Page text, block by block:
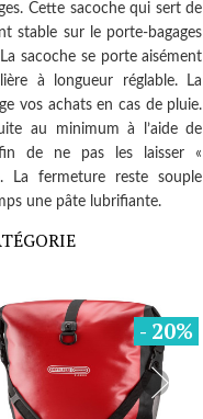
Cette sacoche qui sert de
stable sur le porte-bagages
sacoche se porte aisément
à longueur réglable. La
vos achats en cas de pluie.
au minimum à l’aide de
de ne pas les laisser «
La fermeture reste souple
une pâte lubrifiante.
- 20%